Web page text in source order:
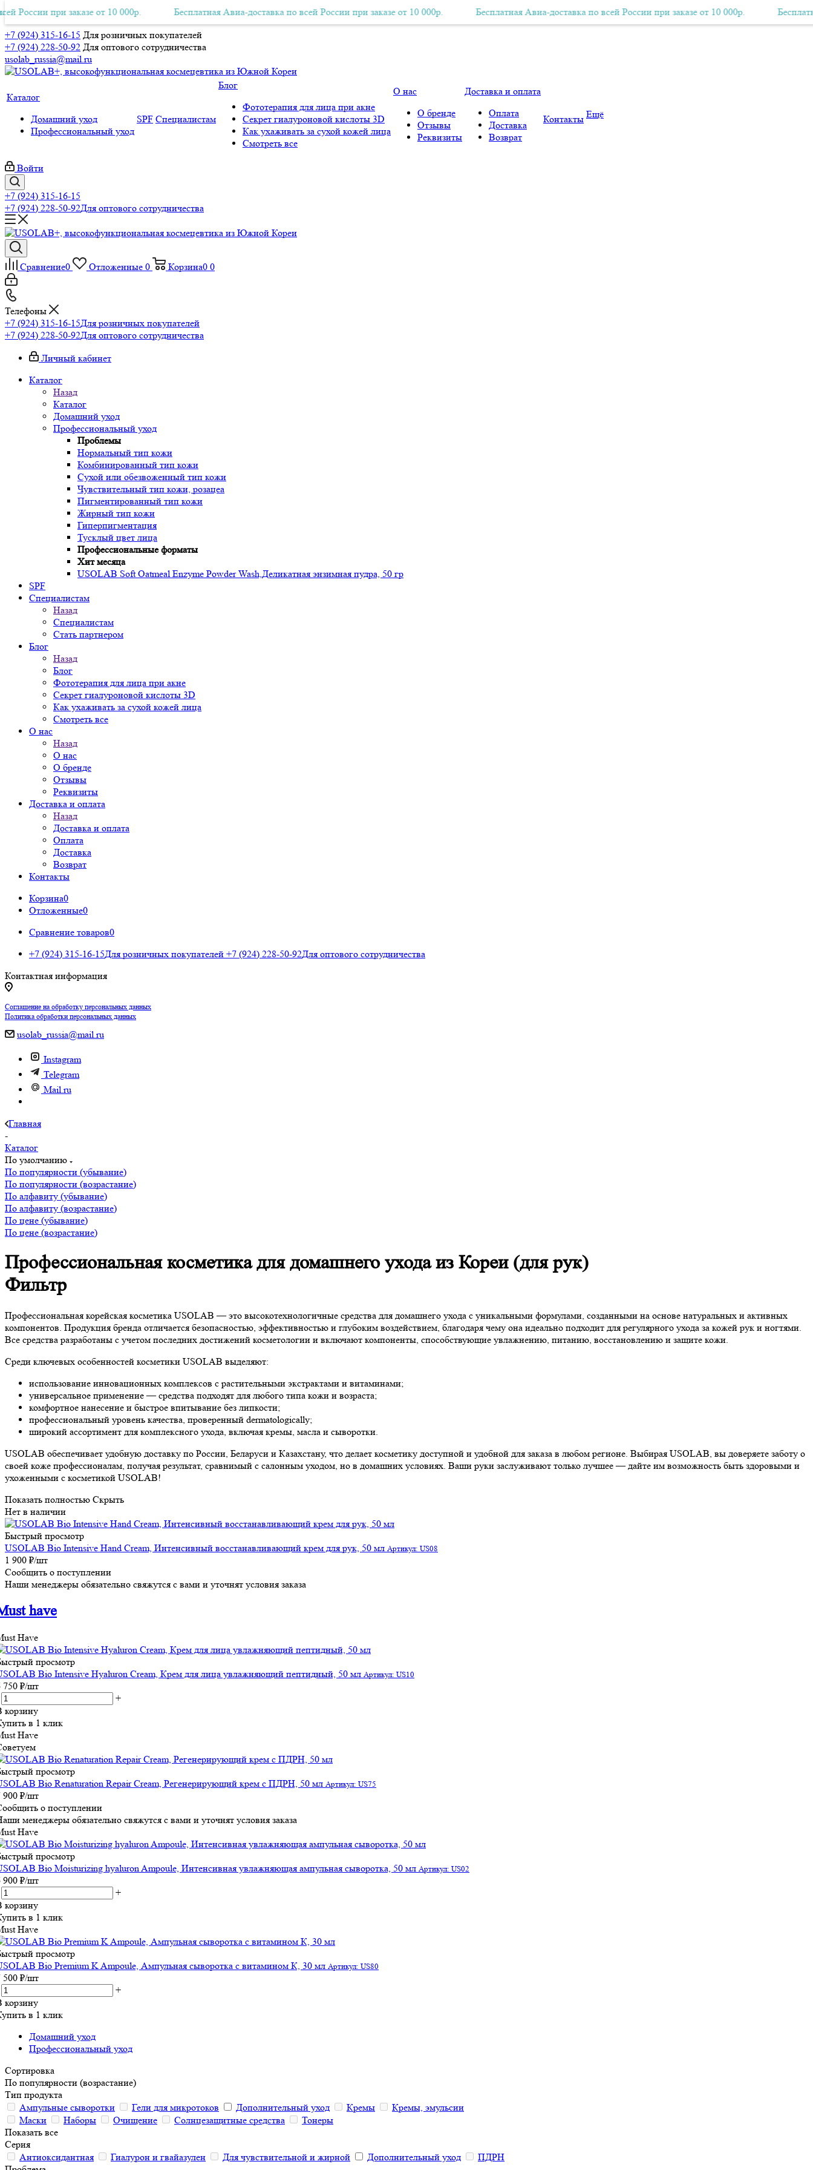
+7 (924) 315-16-15 Для розничных покупателей
+7 (924) 228-50-92 Для оптового сотрудничества
usolab_russia@mail.ru
Авиа-доставка по всей России при заказе от 10 000р. Бесплатная Авиа-доставка по всей России при заказе от 10 000р. Бесплатная Авиа-доставка по всей России при заказе
при заказе от 10 000р. Бесплатная Авиа-доставка по всей России при заказе от 10 000р. Бесплатная Авиа-доставка по всей России при заказе от 10 000р. Бесплатная
Каталог
Домашний уход
Профессиональный уход
SPF Специалистам
Блог
Фототерапия для лица при акне
Секрет гиалуроновой кислоты 3D
Как ухаживать за сухой кожей лица
Смотреть все
О нас
О бренде
Отзывы
Реквизиты
Доставка и оплата
Оплата
Доставка
Возврат
Контакты Ещё
Войти
+7 (924) 315-16-15
+7 (924) 228-50-92Для оптового сотрудничества
Сравнение0 Отложенные 0 Корзина0 0
Телефоны
+7 (924) 315-16-15Для розничных покупателей
+7 (924) 228-50-92Для оптового сотрудничества
Личный кабинет
Каталог
Назад
Каталог
Домашний уход
Профессиональный уход
Проблемы
Нормальный тип кожи
Комбинированный тип кожи
Сухой или обезвоженный тип кожи
Чувствительный тип кожи, розацеа
Пигментированный тип кожи
Жирный тип кожи
Гиперпигментация
Тусклый цвет лица
Профессиональные форматы
Хит месяца
USOLAB Soft Oatmeal Enzyme Powder Wash,Деликатная энзимная пудра, 50 гр
SPF
Специалистам
Назад
Специалистам
Стать партнером
Блог
Назад
Блог
Фототерапия для лица при акне
Секрет гиалуроновой кислоты 3D
Как ухаживать за сухой кожей лица
Смотреть все
О нас
Назад
О нас
О бренде
Отзывы
Реквизиты
Доставка и оплата
Назад
Доставка и оплата
Оплата
Доставка
Возврат
Контакты
Корзина0
Отложенные0
Сравнение товаров0
+7 (924) 315-16-15Для розничных покупателей +7 (924) 228-50-92Для оптового сотрудничества
Контактная информация
Соглашение на обработку персональных данных
Политика обработки персональных данных
usolab_russia@mail.ru
Instagram
Telegram
Mail.ru
Главная
-
Каталог
По умолчанию
По популярности (убывание)
По популярности (возрастание)
По алфавиту (убывание)
По алфавиту (возрастание)
По цене (убывание)
По цене (возрастание)
Профессиональная косметика для домашнего ухода из Кореи (для рук)
Фильтр
Профессиональная корейская косметика USOLAB — это высокотехнологичные средства для домашнего ухода с уникальными формулами, созданными на основе натуральных и активных
компонентов. Продукция бренда отличается безопасностью, эффективностью и глубоким воздействием, благодаря чему она идеально подходит для регулярного ухода за кожей рук и ногтями.
Все средства разработаны с учетом последних достижений косметологии и включают компоненты, способствующие увлажнению, питанию, восстановлению и защите кожи.
Среди ключевых особенностей косметики USOLAB выделяют:
использование инновационных комплексов с растительными экстрактами и витаминами;
универсальное применение — средства подходят для любого типа кожи и возраста;
комфортное нанесение и быстрое впитывание без липкости;
профессиональный уровень качества, проверенный dermatologically;
широкий ассортимент для комплексного ухода, включая кремы, масла и сыворотки.
USOLAB обеспечивает удобную доставку по России, Беларуси и Казахстану, что делает косметику доступной и удобной для заказа в любом регионе. Выбирая USOLAB, вы доверяете заботу о
своей коже профессионалам, получая результат, сравнимый с салонным уходом, но в домашних условиях. Ваши руки заслуживают только лучшее — дайте им возможность быть здоровыми и
ухоженными с косметикой USOLAB!
Показать полностью Скрыть
Нет в наличии
Быстрый просмотр
USOLAB Bio Intensive Hand Cream, Интенсивный восстанавливающий крем для рук, 50 мл Артикул: US08
1 900 ₽/шт
Сообщить о поступлении
Наши менеджеры обязательно свяжутся с вами и уточнят условия заказа
have
Have
просмотр
Bio Intensive Hyaluron Cream, Крем для лица увлажняющий пептидный, 50 мл Артикул: US10
750 ₽/шт
+
корзину
в 1 клик
Have
просмотр
Bio Renaturation Repair Cream, Регенерирующий крем с ПДРН, 50 мл Артикул: US75
900 ₽/шт
о поступлении
менеджеры обязательно свяжутся с вами и уточнят условия заказа
Have
просмотр
Bio Moisturizing hyaluron Ampoule, Интенсивная увлажняющая ампульная сыворотка, 50 мл Артикул: US02
900 ₽/шт
+
корзину
в 1 клик
Have
просмотр
Bio Premium K Ampoule, Ампульная сыворотка с витамином К, 30 мл Артикул: US80
500 ₽/шт
+
корзину
в 1 клик
Домашний уход
Профессиональный уход
Сортировка
По популярности (возрастание)
Тип продукта
Ампульные сыворотки
Гели для микротоков Дополнительный уход Кремы
Кремы, эмульсии
Маски
Наборы Очищение Солнцезащитные средства
Тонеры
Показать все
Серия
Антиоксидантная
Гиалурон и гвайазулен Для чувствительной и жирной Дополнительный уход
ПДРН